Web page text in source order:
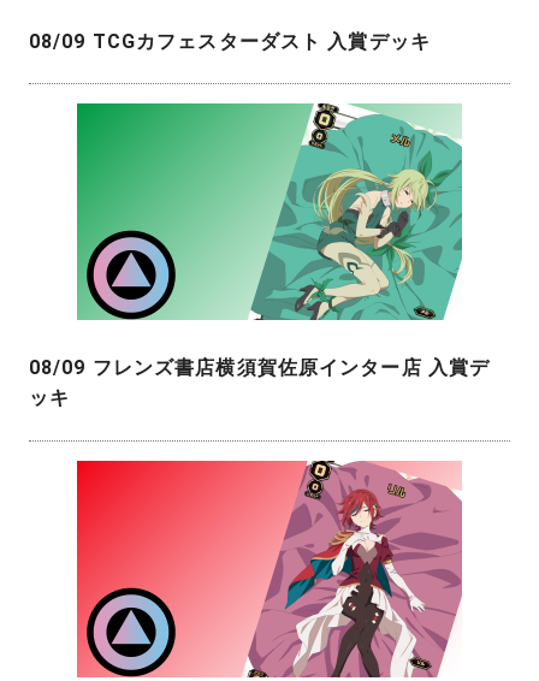
08/09 TCGカフェスターダスト 入賞デッキ
08/09 フレンズ書店横須賀佐原インター店 入賞デ
ッキ